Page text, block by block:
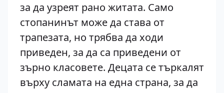
за да узреят рано житата. Само
стопанинът може да става от
трапезата, но трябва да ходи
приведен, за да са приведени от
зърно класовете. Децата се търкалят
върху сламата на една страна, за да